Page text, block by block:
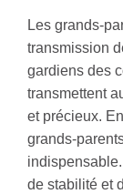
Les grands-
transmission
gardiens des
transmettent
et précieux.
grands-
de stabilité et